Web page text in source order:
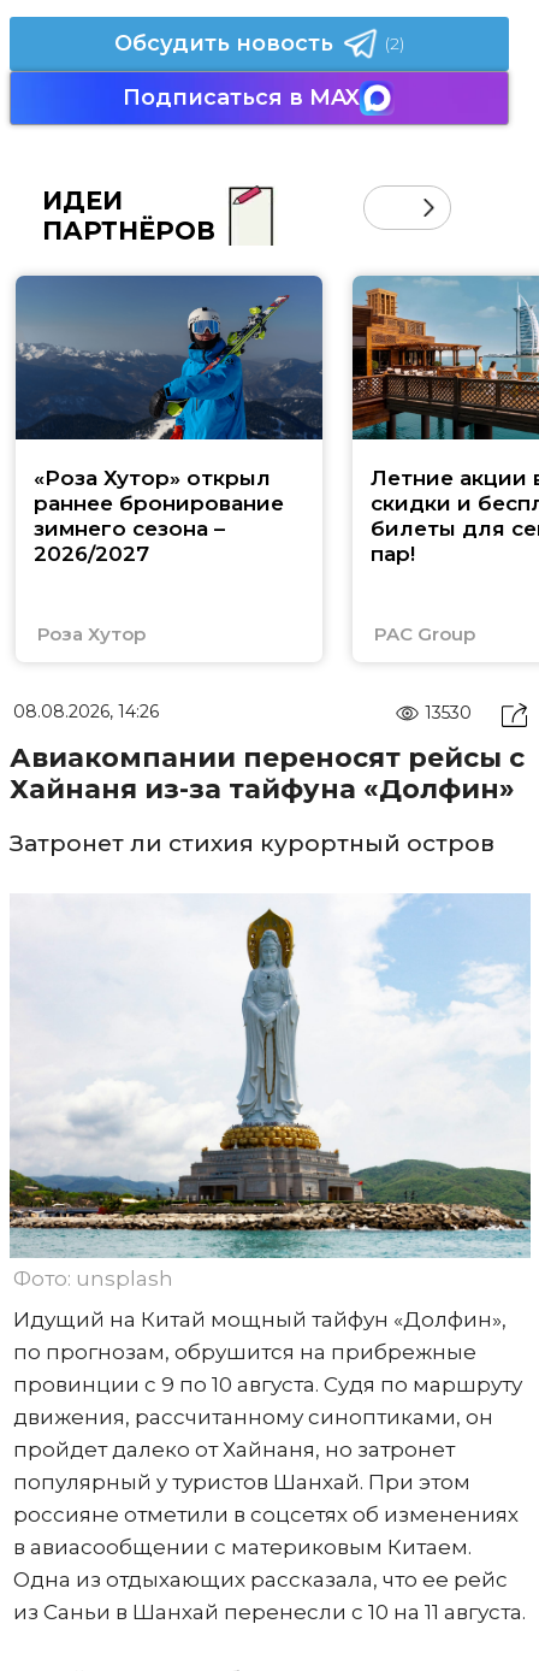
Обсудить новость (2)
Подписаться в MAX
ИДЕИ
ПАРТНЁРОВ
«Роза Хутор» открыл
раннее бронирование
зимнего сезона –
2026/2027
Роза Хутор
Летние акции
скидки и
билеты для
пар!
PAC Group
08.08.2026, 14:26 13530
Авиакомпании переносят рейсы с
Хайнаня из-за тайфуна «Долфин»
Затронет ли стихия курортный остров
Фото: unsplash
Идущий на Китай мощный тайфун «Долфин»,
по прогнозам, обрушится на прибрежные
провинции с 9 по 10 августа. Судя по маршруту
движения, рассчитанному синоптиками, он
пройдет далеко от Хайнаня, но затронет
популярный у туристов Шанхай. При этом
россияне отметили в соцсетях об изменениях
в авиасообщении с материковым Китаем.
Одна из отдыхающих рассказала, что ее рейс
из Саньи в Шанхай перенесли с 10 на 11 августа.